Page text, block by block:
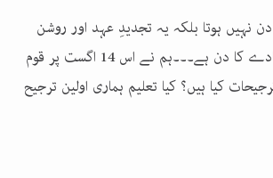
نہیں ہوتا بلکہ یہ تجدیدِ عہد اور روشن
مستقبل کے عزم کا اعادے کا دن ہے۔۔۔ہم نے اس 14 اگست پر قوم
کیا ہیں؟ کیا تعلیم ہماری اولین ترجیح